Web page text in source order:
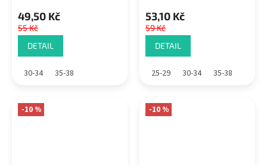
49,50 Kč
55 Kč
DETAIL
30-34 35-38
53,10 Kč
59 Kč
DETAIL
25-29 30-34 35-38
-10 % -10 %